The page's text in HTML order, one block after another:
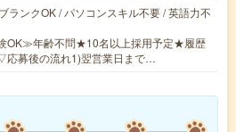
ランクOK / パソコンスキル不要 / 英語力不
OK≫年齢不問★10名以上採用予定★履歴
応募後の流れ1)翌営業日まで…